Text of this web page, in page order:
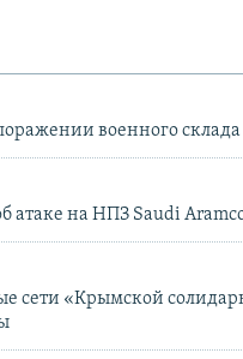
военного
атаке на НПЗ Saudi
сети «Крымской